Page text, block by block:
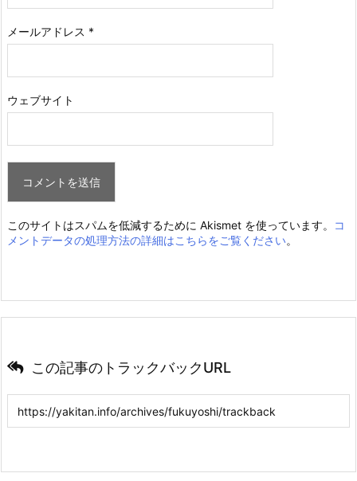
メールアドレス *
ウェブサイト
このサイトはスパムを低減するために Akismet を使っています。
コ
メントデータの処理方法の詳細はこちらをご覧ください。
この記事のトラックバックURL